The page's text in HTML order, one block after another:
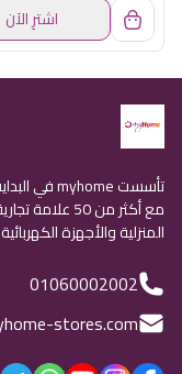
اشترِ الآن
مع أكثر من 50
المنزلية والأجهزة
01060002002
stores.com